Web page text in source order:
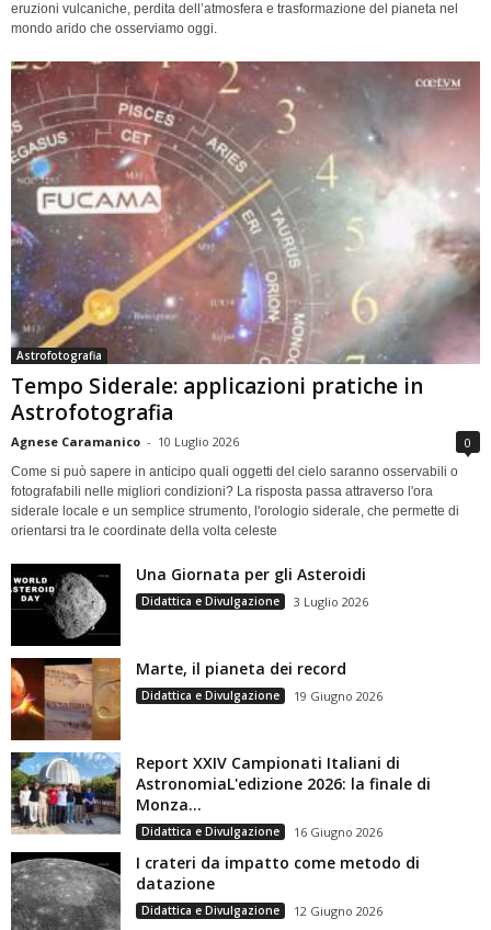
eruzioni vulcaniche, perdita dell’atmosfera e trasformazione del pianeta nel
mondo arido che osserviamo oggi.
Astrofotografia
Tempo Siderale: applicazioni pratiche in
Astrofotografia
Agnese Caramanico - 10 Luglio 2026 0
Come si può sapere in anticipo quali oggetti del cielo saranno osservabili o
fotografabili nelle migliori condizioni? La risposta passa attraverso l'ora
siderale locale e un semplice strumento, l'orologio siderale, che permette di
orientarsi tra le coordinate della volta celeste
Una Giornata per gli Asteroidi
Didattica e Divulgazione 3 Luglio 2026
Marte, il pianeta dei record
Didattica e Divulgazione 19 Giugno 2026
Report XXIV Campionati Italiani di
AstronomiaL'edizione 2026: la finale di
Monza...
Didattica e Divulgazione 16 Giugno 2026
I crateri da impatto come metodo di
datazione
Didattica e Divulgazione 12 Giugno 2026